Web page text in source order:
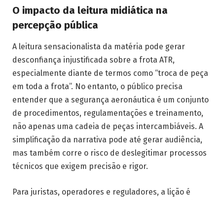
O impacto da leitura midiática na
percepção pública
A leitura sensacionalista da matéria pode gerar
desconfiança injustificada sobre a frota ATR,
especialmente diante de termos como “troca de peça
em toda a frota”. No entanto, o público precisa
entender que a segurança aeronáutica é um conjunto
de procedimentos, regulamentações e treinamento,
não apenas uma cadeia de peças intercambiáveis. A
simplificação da narrativa pode até gerar audiência,
mas também corre o risco de deslegitimar processos
técnicos que exigem precisão e rigor.
Para juristas, operadores e reguladores, a lição é